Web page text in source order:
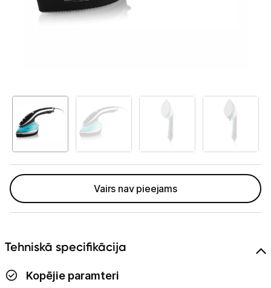
Telefoni, planšetdatori
Iebūvējamā tehnika
Putekļu sūcēju aksesuāri
Tīrīšanas iekārtas
Vairs nav pieejams
Tehniskā specifikācija
Kopējie paramteri